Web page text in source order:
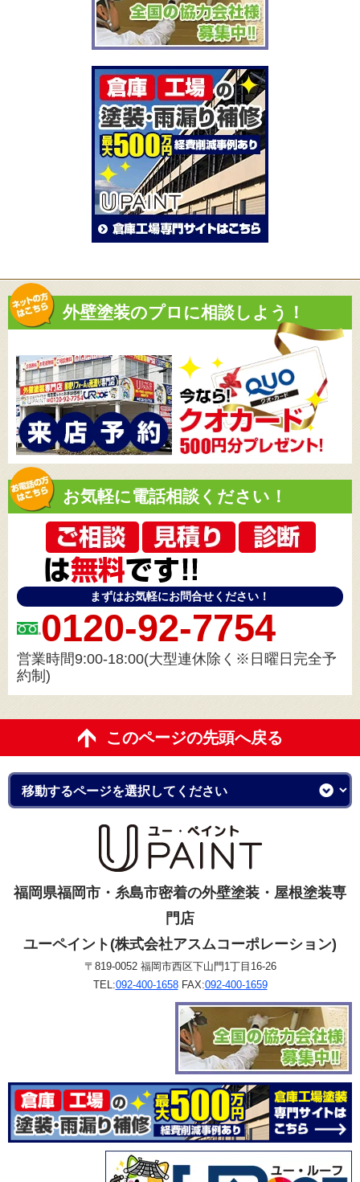
外壁塗装のプロに相談しよう！
お気軽に電話相談ください！
まずはお気軽にお問合せください！
0120-92-7754
営業時間9:00-18:00(大型連休除く※日曜日完全予
約制)
このページの先頭へ戻る
福岡県福岡市・糸島市密着の外壁塗装・屋根塗装専
門店
ユーペイント(株式会社アスムコーポレーション)
〒819-0052 福岡市西区下山門1丁目16-26
TEL:092-400-1658FAX:092-400-1659